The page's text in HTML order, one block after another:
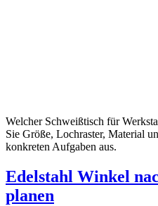
Welcher Schweißtisch für
Sie Größe, Lochraster, Material
konkreten Aufgaben aus.
Edelstahl Winkel
planen